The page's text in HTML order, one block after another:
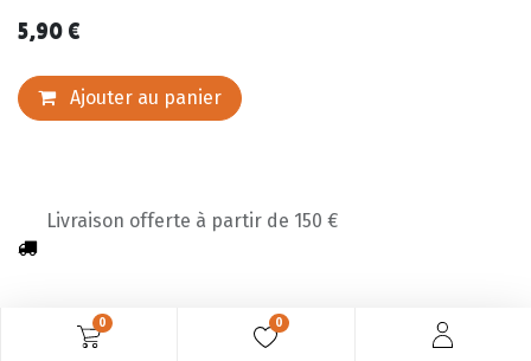
0 0
5,90 €
Ajouter au panier
Livraison offerte à partir de 150 €